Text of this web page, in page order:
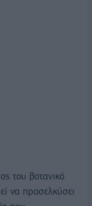
του βοτανικό
να προσελκύσει